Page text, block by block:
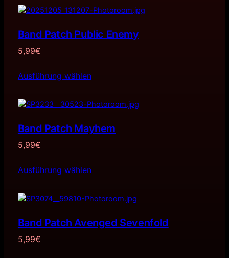
Band Patch Public Enemy
5,99€
Ausführung wählen
Band Patch Mayhem
5,99€
Ausführung wählen
Band Patch Avenged Sevenfold
5,99€